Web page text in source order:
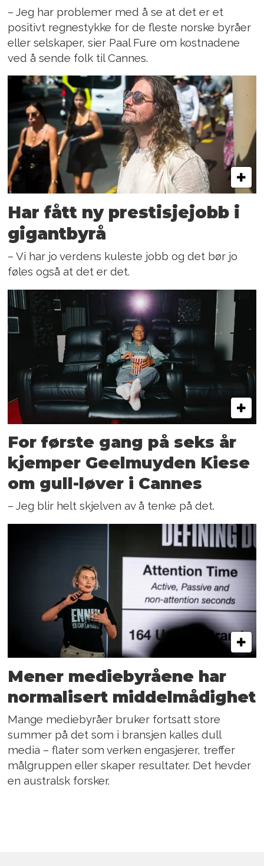
– Jeg har problemer med å se at det er et
positivt regnestykke for de fleste norske byråer
eller selskaper, sier Paal Fure om kostnadene
ved å sende folk til Cannes.
Har fått ny prestisjejobb i
gigantbyrå
– Vi har jo verdens kuleste jobb og det bør jo
føles også at det er det.
For første gang på seks år
kjemper Geelmuyden Kiese
om gull-løver i Cannes
– Jeg blir helt skjelven av å tenke på det.
Mener mediebyråene har
normalisert middelmådighet
Mange mediebyråer bruker fortsatt store
summer på det som i bransjen kalles dull
media – flater som verken engasjerer, treffer
målgruppen eller skaper resultater. Det hevder
en australsk forsker.